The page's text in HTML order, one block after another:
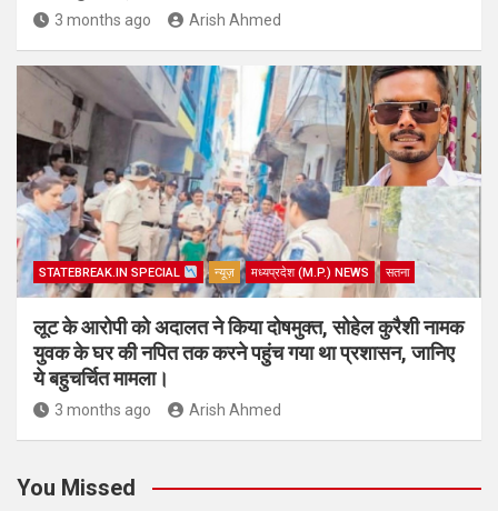
3 months ago Arish Ahmed
STATEBREAK.IN SPECIAL न्यूज़ मध्यप्रदेश (M.P.) NEWS सतना
लूट के आरोपी को अदालत ने किया दोषमुक्त, सोहेल कुरैशी नामक
युवक के घर की नपित तक करने पहुंच गया था प्रशासन, जानिए
ये बहुचर्चित मामला।
3 months ago Arish Ahmed
You Missed